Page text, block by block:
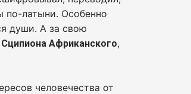
по-латыни. Особенно
души. А за свою
Сципиона Африканского,
человечества от